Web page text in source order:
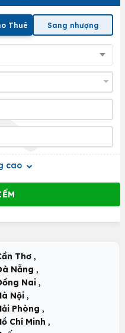
Thuê Sang nhượng
cao
Thơ ,
Nẵng ,
Nai ,
Nội ,
Phòng ,
Chí Minh ,